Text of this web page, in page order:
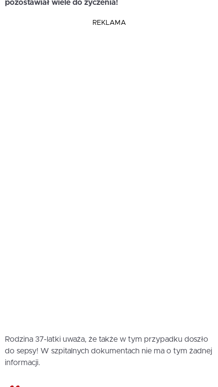
pozostawiał wiele do życzenia!
REKLAMA
Rodzina 37-latki uważa, że także w tym przypadku doszło
do sepsy! W szpitalnych dokumentach nie ma o tym żadnej
informacji.